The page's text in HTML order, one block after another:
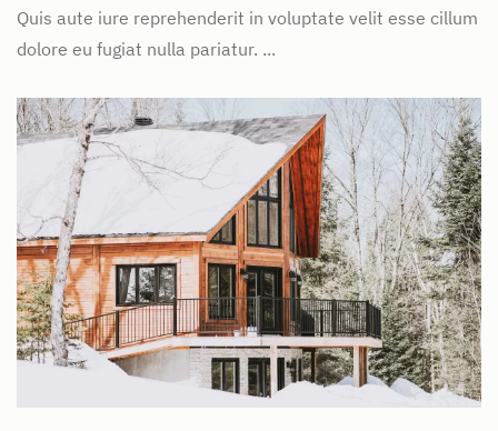
Quis aute iure reprehenderit in voluptate velit esse cillum
dolore eu fugiat nulla pariatur. ...